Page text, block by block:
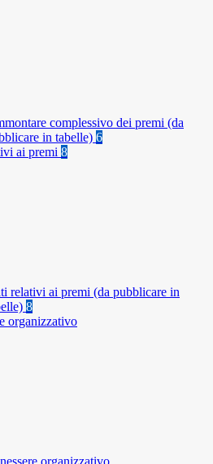
complessivo dei premi (da
in tabelle) 6
ai premi 8
relativi ai premi (da pubblicare in
8
organizzativo